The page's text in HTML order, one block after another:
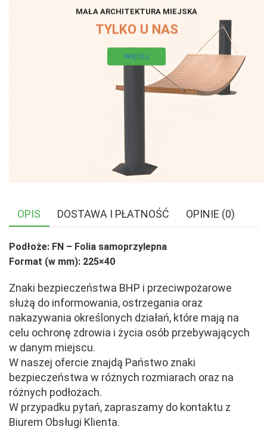
MAŁA ARCHITEKTURA MIEJSKA
TYLKO U NAS
WIĘCEJ
OPIS DOSTAWA I PŁATNOŚĆ OPINIE (0)
Podłoże: FN – Folia samoprzylepna
Format (w mm): 225×40
Znaki bezpieczeństwa BHP i przeciwpożarowe
służą do informowania, ostrzegania oraz
nakazywania określonych działań, które mają na
celu ochronę zdrowia i życia osób przebywających
w danym miejscu.
W naszej ofercie znajdą Państwo znaki
bezpieczeństwa w różnych rozmiarach oraz na
różnych podłożach.
W przypadku pytań, zapraszamy do kontaktu z
Biurem Obsługi Klienta.